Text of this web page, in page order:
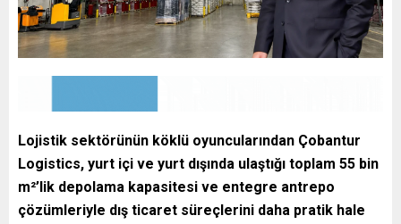
Lojistik sektörünün köklü oyuncularından Çobantur
Logistics, yurt içi ve yurt dışında ulaştığı toplam 55 bin
m²’lik depolama kapasitesi ve entegre antrepo
çözümleriyle dış ticaret süreçlerini daha pratik hale